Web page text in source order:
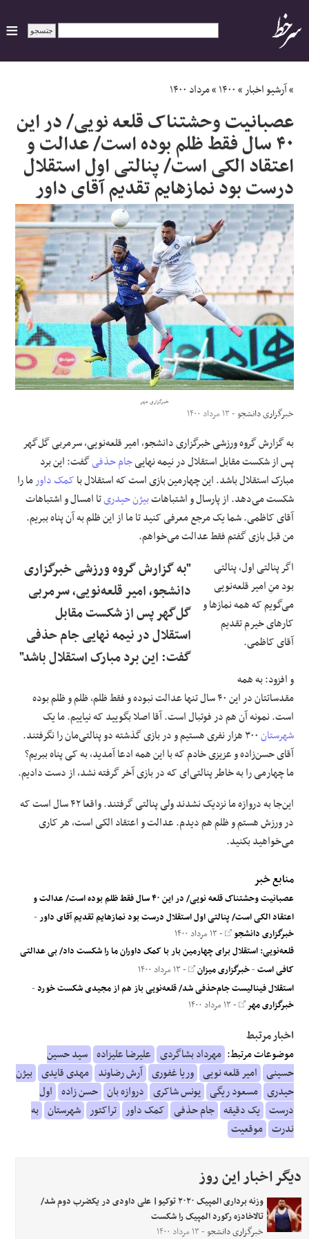
ایران
سیاسی
اقتصاد
ورزشی
جهان
اجتماعی
حوادث
علوم و فن آوری
فرهنگی و هنری
مقالات
»آرشیو اخبار»۱۴۰۰»مرداد ۱۴۰۰
عصبانیت وحشتناک قلعه نویی/ در این
۴۰ سال فقط ظلم بوده است/ عدالت و
اعتقاد الکی است/ پنالتی اول استقلال
درست بود نمازهایم تقدیم آقای داور
خبرگزاری مهر
خبرگزاری دانشجو- ۱۳ مرداد ۱۴۰۰
به گزارش گروه ورزشی خبرگزاری دانشجو، امیر قلعه‌نویی، سرمربی گل‌گهر
پس از شکست مقابل استقلال در نیمه نهاییجام حذفیگفت: این برد
مبارک استقلال باشد. این چهارمین بازی است که استقلال باکمک داورما را
شکست می‌دهد. از پارسال و اشتباهاتبیژن حیدریتا امسال و اشتباهات
آقای کاظمی. شما یک مرجع معرفی کنید تا ما از این ظلم به آن پناه ببریم.
من قبل بازی گفتم فقط عدالت می‌خواهم.
"به گزارش گروه ورزشی خبرگزاری
دانشجو، امیر قلعه‌نویی، سرمربی
گل‌گهر پس از شکست مقابل
استقلال در نیمه نهایی جام حذفی
گفت: این برد مبارک استقلال باشد"
اگر پنالتی اول، پنالتی
بود منِ امیر قلعه‌نویی
می‌گویم که همه نمازها و
کارهای خیرم تقدیم
آقای کاظمی.
و افزود: به همه
مقدساتتان در این ۴۰ سال تنها عدالت نبوده و فقط ظلم، ظلم و ظلم بوده
است. نمونه‌ آن هم در فوتبال است. آقا اصلا بگویید که نیاییم. ما یک
شهرستان
۳۰۰ هزار نفری هستیم و در بازی گذشته دو پنالتی‌مان را نگرفتند.
آقای حسن‌زاده و عزیزی خادم که با این همه ادعا آمدید، به کی پناه ببریم؟
ما چهارمی را به خاطر پنالتی‌ای که در بازی آخر گرفته نشد، از دست دادیم.
این‌جا به دروازه ما نزدیک نشدند ولی پنالتی گرفتند. واقعا ۴۲ سال است که
در ورزش هستم و ظلم هم دیدم. عدالت و اعتقاد الکی است، هر کاری
می‌خواهید بکنید.
منابع خبر
عصبانیت وحشتناک قلعه نویی/ در این ۴۰ سال فقط ظلم بوده است/ عدالت و
اعتقاد الکی است/ پنالتی اول استقلال درست بود نمازهایم تقدیم آقای داور-
خبرگزاری دانشجو - ۱۳ مرداد ۱۴۰۰
قلعه‌نویی: استقلال برای چهارمین بار با کمک داوران ما را شکست داد/ بی عدالتی
کافی است-خبرگزاری میزان - ۱۳ مرداد ۱۴۰۰
استقلال فینالیست جام‌حذفی شد/ قلعه‌نویی باز هم از مجیدی شکست خورد-
خبرگزاری مهر - ۱۳ مرداد ۱۴۰۰
اخبار مرتبط
موضوعات مرتبط: مهرداد بشاگردی علیرضا علیزاده سید حسین
حسینی امیر قلعه نویی وریا غفوری آرش رضاوند مهدی قایدی بیژن
حیدری مسعود ریگی یونس شاکری دروازه بان حسن زاده اول
درست یک دقیقه جام حذفی کمک داور تراکتور شهرستان به
ندرت موقعیت
دیگر اخبار این روز
وزنه برداری المپیک ۲۰۲۰ توکیو| علی داودی در یکضرب دوم شد/
تالاخادزه رکورد المپیک را شکست
خبرگزاری دانشجو- ۱۳ مرداد ۱۴۰۰